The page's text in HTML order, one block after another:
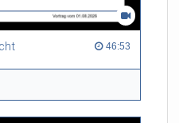
46:53